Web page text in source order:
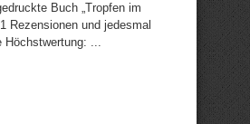
Buch „Tropfen im
Rezensionen und jedesmal
Höchstwertung: ...